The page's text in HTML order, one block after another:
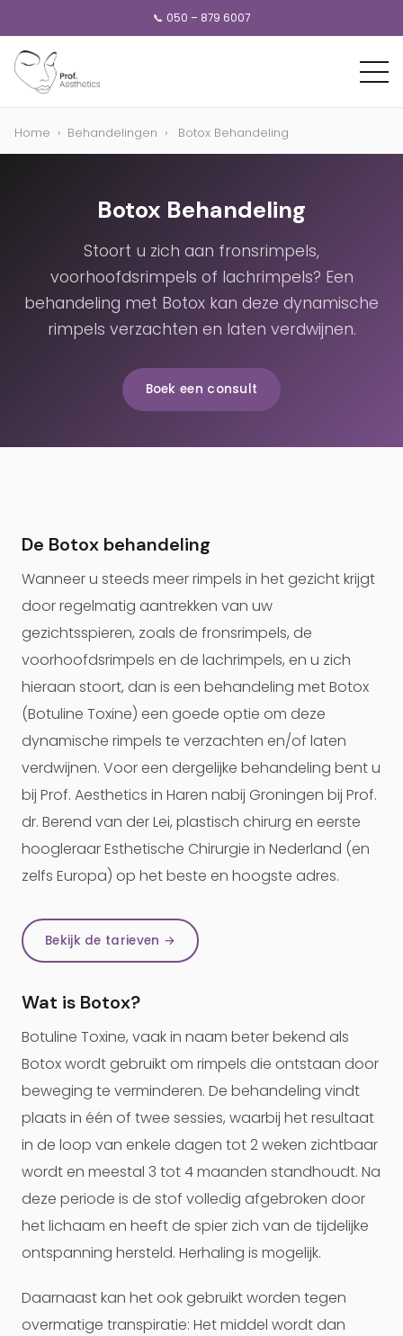
📞 050 – 879 6007
Home › Behandelingen › Botox Behandeling
Botox Behandeling
Stoort u zich aan fronsrimpels,
voorhoofdsrimpels of lachrimpels? Een
behandeling met Botox kan deze dynamische
rimpels verzachten en laten verdwijnen.
Boek een consult
De Botox behandeling
Wanneer u steeds meer rimpels in het gezicht krijgt
door regelmatig aantrekken van uw
gezichtsspieren, zoals de fronsrimpels, de
voorhoofdsrimpels en de lachrimpels, en u zich
hieraan stoort, dan is een behandeling met Botox
(Botuline Toxine) een goede optie om deze
dynamische rimpels te verzachten en/of laten
verdwijnen. Voor een dergelijke behandeling bent u
bij Prof. Aesthetics in Haren nabij Groningen bij Prof.
dr. Berend van der Lei, plastisch chirurg en eerste
hoogleraar Esthetische Chirurgie in Nederland (en
zelfs Europa) op het beste en hoogste adres.
Bekijk de tarieven →
Wat is Botox?
Botuline Toxine, vaak in naam beter bekend als
Botox wordt gebruikt om rimpels die ontstaan door
beweging te verminderen. De behandeling vindt
plaats in één of twee sessies, waarbij het resultaat
in de loop van enkele dagen tot 2 weken zichtbaar
wordt en meestal 3 tot 4 maanden standhoudt. Na
deze periode is de stof volledig afgebroken door
het lichaam en heeft de spier zich van de tijdelijke
ontspanning hersteld. Herhaling is mogelijk.
Daarnaast kan het ook gebruikt worden tegen
overmatige transpiratie: Het middel wordt dan